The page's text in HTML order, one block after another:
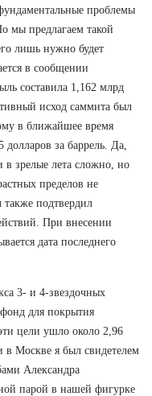
проблемы
мы предлагаем такой
лишь нужно будет
в сообщении
составила 1,162 млрд
исход саммита был
в ближайшее время
за баррель. Да,
в зрелые лета сложно, но
пределов не
также подтвердил
При внесении
дата последнего
3- и 4-звездочных
для покрытия
цели ушло около 2,96
в Москве я был свидетелем
Александра
парой в нашей фигурке